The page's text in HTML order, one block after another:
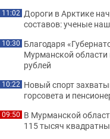
11:02 Дороги в Арктике
составов: ученые
10:30 Благодаря
Мурманской
рублей
10:22 Новый спорт
горсовета и
09:50 В Мурманской
115 тысяч